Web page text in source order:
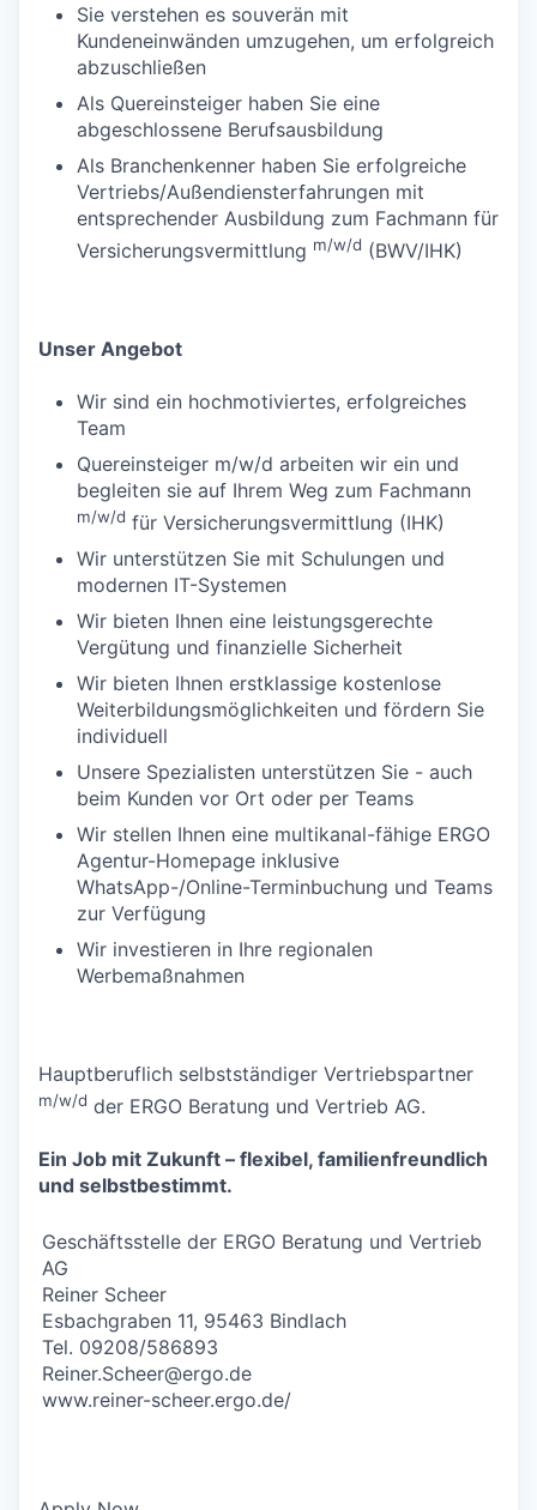
Sie verstehen es souverän mit
Kundeneinwänden umzugehen, um erfolgreich
abzuschließen
Als Quereinsteiger haben Sie eine
abgeschlossene Berufsausbildung
Als Branchenkenner haben Sie erfolgreiche
Vertriebs/Außendiensterfahrungen mit
entsprechender Ausbildung zum Fachmann für
Versicherungsvermittlung m/w/d (BWV/IHK)
Unser Angebot
Wir sind ein hochmotiviertes, erfolgreiches
Team
Quereinsteiger m/w/d arbeiten wir ein und
begleiten sie auf Ihrem Weg zum Fachmann
m/w/d für Versicherungsvermittlung (IHK)
Wir unterstützen Sie mit Schulungen und
modernen IT-Systemen
Wir bieten Ihnen eine leistungsgerechte
Vergütung und finanzielle Sicherheit
Wir bieten Ihnen erstklassige kostenlose
Weiterbildungsmöglichkeiten und fördern Sie
individuell
Unsere Spezialisten unterstützen Sie - auch
beim Kunden vor Ort oder per Teams
Wir stellen Ihnen eine multikanal-fähige ERGO
Agentur-Homepage inklusive
WhatsApp-/Online-Terminbuchung und Teams
zur Verfügung
Wir investieren in Ihre regionalen
Werbemaßnahmen
Hauptberuflich selbstständiger Vertriebspartner
m/w/d der ERGO Beratung und Vertrieb AG.
Ein Job mit Zukunft – flexibel, familienfreundlich
und selbstbestimmt.
Geschäftsstelle der ERGO Beratung und Vertrieb
AG
Reiner Scheer
Esbachgraben 11, 95463 Bindlach
Tel. 09208/586893
Reiner.Scheer@ergo.de
www.reiner-scheer.ergo.de/